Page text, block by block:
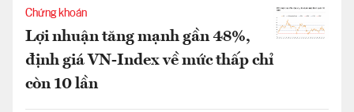
Chứng khoán
Lợi nhuận tăng mạnh gần 48%,
định giá VN-Index về mức thấp chỉ
còn 10 lần